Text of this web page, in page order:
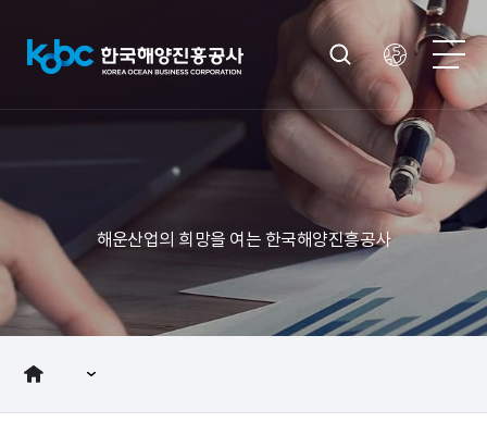
해운산업의 희망을 여는 한국해양진흥공사